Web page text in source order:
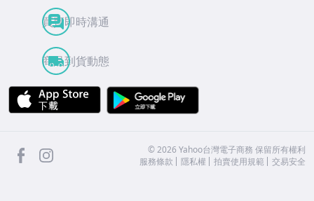
買賣即時溝通
商品到貨動態
APP Store
facebook ©2026 Yahoo台灣電子商務 保留所有權利
服務條款
隱私權 拍賣使用規範 交易安全